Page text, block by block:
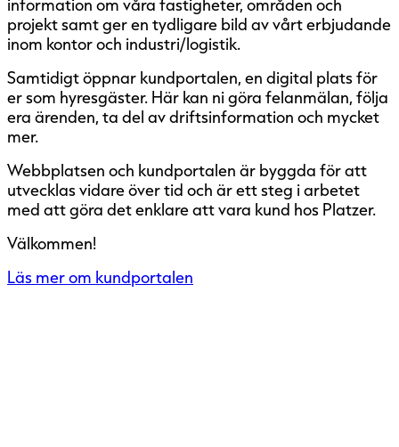
information om våra fastigheter, områden och
projekt samt ger en tydligare bild av vårt erbjudande
inom kontor och industri/logistik.
Samtidigt öppnar kundportalen, en digital plats för
er som hyresgäster. Här kan ni göra felanmälan, följa
era ärenden, ta del av driftsinformation och mycket
mer.
Webbplatsen och kundportalen är byggda för att
utvecklas vidare över tid och är ett steg i arbetet
med att göra det enklare att vara kund hos Platzer.
Välkommen!
Läs mer om kundportalen